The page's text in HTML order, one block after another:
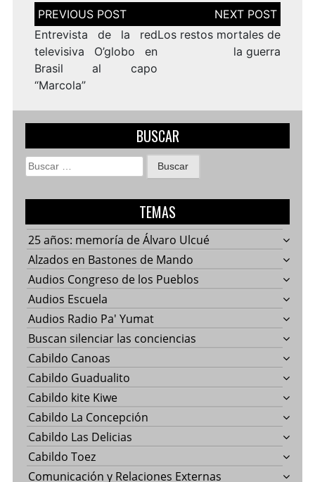
Navegación
de
entradas
Entrevista de la red
televisiva O’globo en
Brasil al capo
“Marcola”
Los restos mortales de
la guerra
BUSCAR
Buscar:
TEMAS
25 años: memoría de Álvaro Ulcué
Alzados en Bastones de Mando
Audios Congreso de los Pueblos
Audios Escuela
Audios Radio Pa' Yumat
Buscan silenciar las conciencias
Cabildo Canoas
Cabildo Guadualito
Cabildo kite Kiwe
Cabildo La Concepción
Cabildo Las Delicias
Cabildo Toez
Comunicación y Relaciones Externas